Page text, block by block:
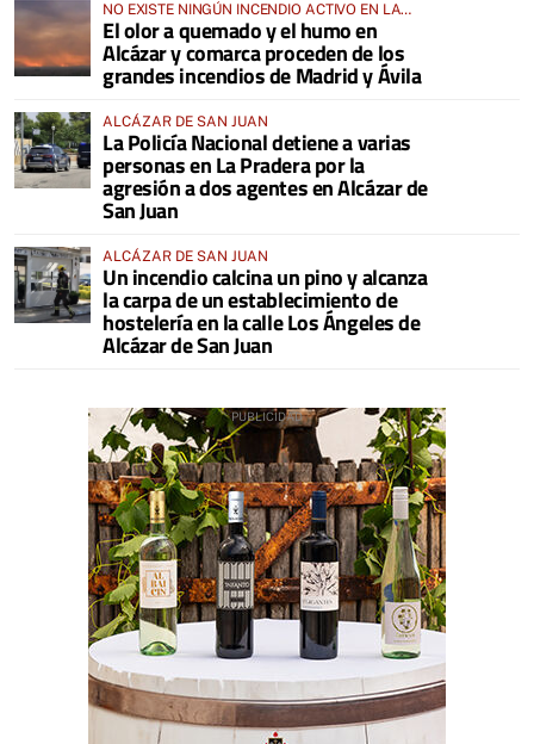
NO EXISTE NINGÚN INCENDIO ACTIVO EN LA
COMARCA
El olor a quemado y el humo en
Alcázar y comarca proceden de los
grandes incendios de Madrid y Ávila
ALCÁZAR DE SAN JUAN
La Policía Nacional detiene a varias
personas en La Pradera por la
agresión a dos agentes en Alcázar de
San Juan
ALCÁZAR DE SAN JUAN
Un incendio calcina un pino y alcanza
la carpa de un establecimiento de
hostelería en la calle Los Ángeles de
Alcázar de San Juan